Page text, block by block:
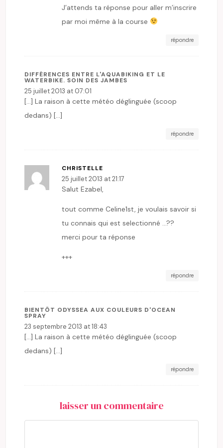
J’attends ta réponse pour aller m’inscrire
par moi même à la course
répondre
DIFFÉRENCES ENTRE L'AQUABIKING ET LE
WATERBIKE. SOIN DES JAMBES
25 juillet 2013 at 07:01
[…] La raison à cette météo déglinguée (scoop
dedans) […]
répondre
CHRISTELLE
25 juillet 2013 at 21:17
Salut Ezabel,
tout comme Celine1st, je voulais savoir si
tu connais qui est selectionné …??
merci pour ta réponse
+++
répondre
BIENTÔT ODYSSEA AUX COULEURS D'OCEAN
SPRAY
23 septembre 2013 at 18:43
[…] La raison à cette météo déglinguée (scoop
dedans) […]
répondre
laisser un commentaire